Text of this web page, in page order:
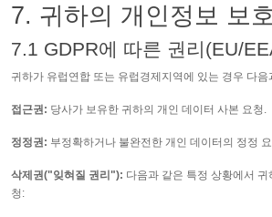
7. 귀하의 개인정보 보
7.1 GDPR에 따른 권리(EU/
귀하가 유럽연합 또는 유럽경제지역에 있는 경우 다
접근권: 당사가 보유한 귀하의 개인 데이터 사본 요청.
정정권: 부정확하거나 불완전한 개인 데이터의 정정
삭제권("잊혀질 권리"): 다음과 같은 특정 상황에서
청: